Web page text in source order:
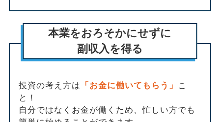
本業をおろそかにせずに
副収入を得る
投資の考え方は 「お金に働いてもらう」
こ
と！
自分ではなくお金が働くため、忙しい方でも